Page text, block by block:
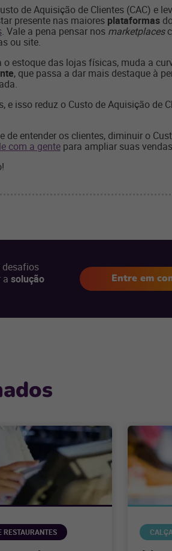
de Aquisição de Clientes (CAC) e
presente nas maiores plataformas
. Vale a pena pensar nos marketplaces
ou site.
estoque das lojas físicas, muda a
, que passa a dar mais destaque à
isso reduz o Custo de Aquisição de
entender os clientes, diminuir o
com a gente para ampliar suas
desafios
a solução
Entre em
RESTAURANTES